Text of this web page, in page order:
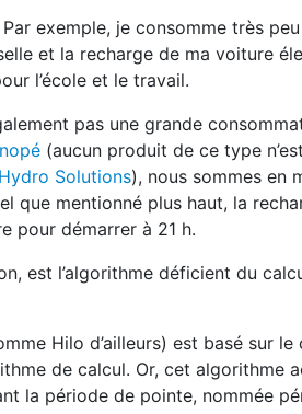
exemple, je consomme très peu
et la recharge de ma voiture
l’école et le travail.
pas une grande
(aucun produit de ce type
Solutions), nous sommes en
que mentionné plus haut, la
pour démarrer à 21 h.
est l’algorithme déficient du
Hilo d’ailleurs) est basé sur le
de calcul. Or, cet algorithme
la période de pointe, nommée